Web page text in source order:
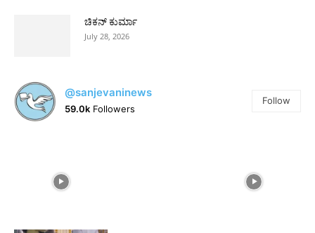
ಚಿಕನ್ ಕುರ್ಮಾ
July 28, 2026
@sanjevaninews
59.0k Followers
Follow